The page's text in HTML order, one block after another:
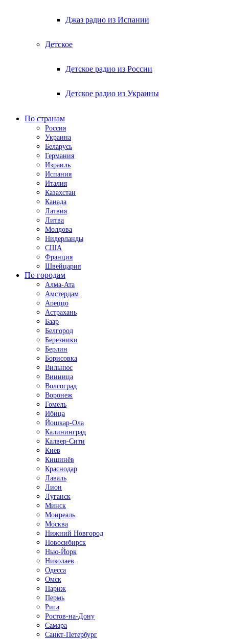
Джаз радио из Испании
Детское
Детское радио из России
Детское радио из Украины
По странам
Россия
Украина
Беларусь
Германия
Израиль
Испания
Италия
Казахстан
Канада
Латвия
Литва
Молдова
Нидерланды
США
Франция
Швейцария
По городам
Алма-Ата
Амстердам
Ареццо
Астрахань
Баар
Белгород
Березники
Берлин
Борисовка
Вильнюс
Винница
Волгоград
Воронеж
Гомель
Ибица
Йошкар-Ола
Калининград
Калвер-Сити
Киев
Кишинёв
Краснодар
Лаваль
Лион
Луганск
Минск
Монреаль
Москва
Нижний Новгород
Новосибирск
Нью-Йорк
Николаев
Одесса
Омск
Париж
Пермь
Рига
Ростов-на-Дону
Самара
Санкт-Петербург